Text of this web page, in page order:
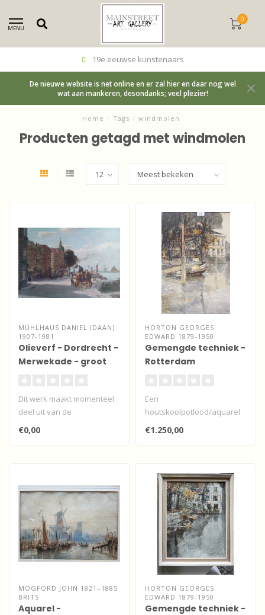
MENU
0
19e eeuwse kunstenaars
De nieuwe website is net online en er zal hier en daar nog wel
wat aan mankeren, desondanks; veel plezier!
Home / Tags / windmolen
Producten getagd met windmolen
MÜHLHAUS DANIEL (DAAN)
1907-1981
Olieverf - Dordrecht -
Merwekade - groot
Dit werk maakt momenteel
deel uit van de
wisselexpositie "Dordtse
kunstenaars" b..
€0,00
HORTON GEORGES
EDWARD 1879-1950
Gemengde techniek -
Rotterdam
Een
houtskoolpotlood/aquarel
van deze Engelse
kunstenaar uit North
€1.250,00
MOGFORD JOHN 1821–1885
BRITS
Aquarel -
HORTON GEORGES
EDWARD 1879-1950
Gemengde techniek -